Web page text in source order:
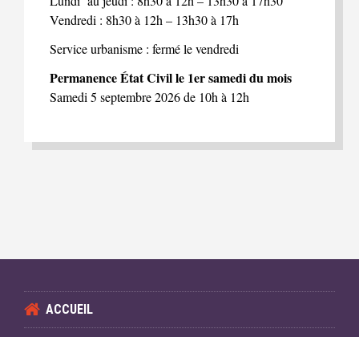
Vendredi : 8h30 à 12h – 13h30 à 17h
Service urbanisme : fermé le vendredi
Permanence État Civil le 1er samedi du mois
Samedi 5 septembre 2026 de 10h à 12h
ACCUEIL